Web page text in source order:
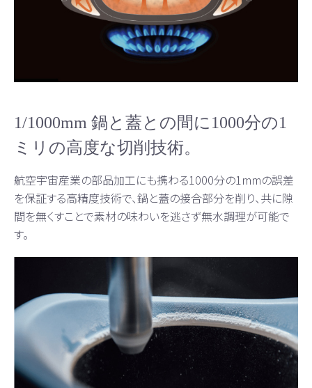
1/1000mm 鍋と蓋との間に1000分の1
ミリの高度な切削技術。
航空宇宙産業の部品加工にも携わる1000分の1mmの誤差
を保証する高精度技術で、鍋と蓋の接合部分を削り、共に隙
間を無くすことで素材の味わいを逃さず無水調理が可能で
す。